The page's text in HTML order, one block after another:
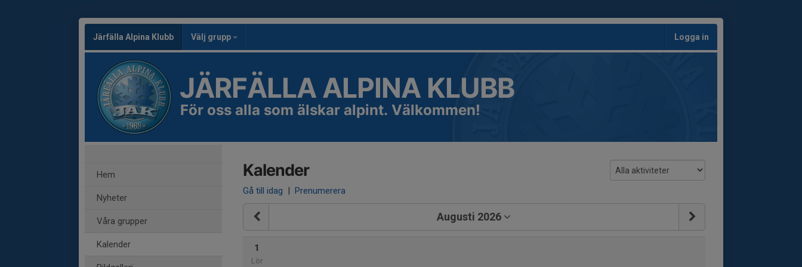
Järfälla Alpina Klubb Välj grupp Logga in
JÄRFÄLLA ALPINA KLUBB
För oss alla som älskar alpint. Välkommen!
Hem
Nyheter
Våra grupper
Kalender
Kalender
Gå till idag | Prenumerera
Augusti 2026
1
Lör